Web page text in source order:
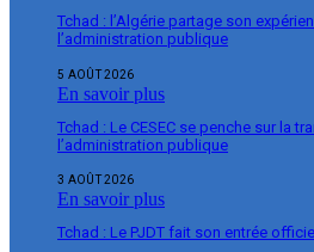
Tchad : l’Algérie partage son
l’administration publique
5 AOÛT 2026
En savoir plus
Tchad : Le CESEC se penche sur la
l’administration publique
3 AOÛT 2026
En savoir plus
Tchad : Le PJDT fait son entrée